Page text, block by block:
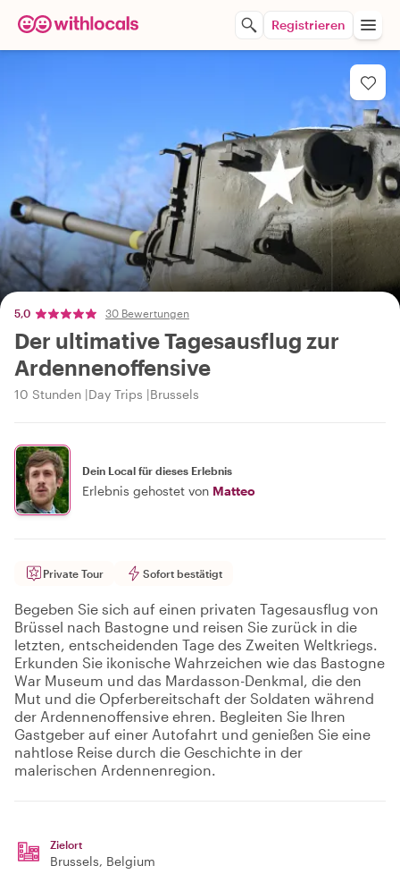
Registrieren
5,0 30 Bewertungen
Der ultimative Tagesausflug zur
Ardennenoffensive
10 Stunden Day Trips Brussels
Dein Local für dieses Erlebnis
Erlebnis gehostet von Matteo
Private Tour Sofort bestätigt
Begeben Sie sich auf einen privaten Tagesausflug von
Brüssel nach Bastogne und reisen Sie zurück in die
letzten, entscheidenden Tage des Zweiten Weltkriegs.
Erkunden Sie ikonische Wahrzeichen wie das Bastogne
War Museum und das Mardasson-Denkmal, die den
Mut und die Opferbereitschaft der Soldaten während
der Ardennenoffensive ehren. Begleiten Sie Ihren
Gastgeber auf einer Autofahrt und genießen Sie eine
nahtlose Reise durch die Geschichte in der
malerischen Ardennenregion.
Zielort
Brussels, Belgium